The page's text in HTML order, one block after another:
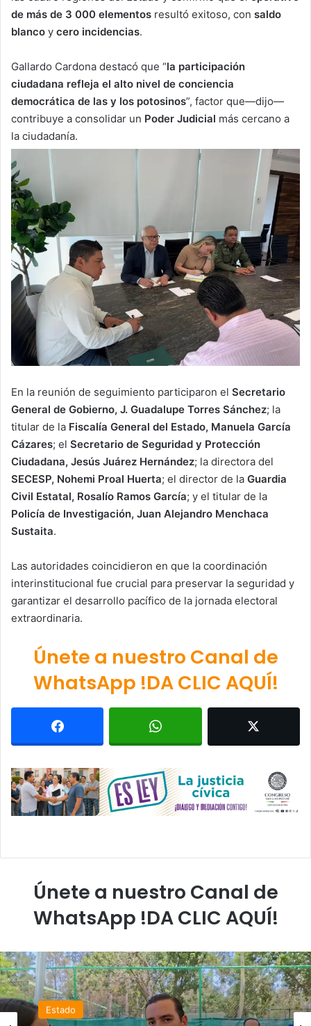
de más de 3 000 elementos resultó exitoso, con saldo
blanco y cero incidencias.
Gallardo Cardona destacó que “la participación
ciudadana refleja el alto nivel de conciencia
democrática de las y los potosinos”, factor que—dijo—
contribuye a consolidar un Poder Judicial más cercano a
la ciudadanía.
En la reunión de seguimiento participaron el Secretario
General de Gobierno, J. Guadalupe Torres Sánchez; la
titular de la Fiscalía General del Estado, Manuela García
Cázares; el Secretario de Seguridad y Protección
Ciudadana, Jesús Juárez Hernández; la directora del
SECESP, Nohemi Proal Huerta; el director de la Guardia
Civil Estatal, Rosalío Ramos García; y el titular de la
Policía de Investigación, Juan Alejandro Menchaca
Sustaita.
Las autoridades coincidieron en que la coordinación
interinstitucional fue crucial para preservar la seguridad y
garantizar el desarrollo pacífico de la jornada electoral
extraordinaria.
Únete a nuestro Canal de
WhatsApp !DA CLIC AQUÍ!
Únete a nuestro Canal de
WhatsApp !DA CLIC AQUÍ!
Estado